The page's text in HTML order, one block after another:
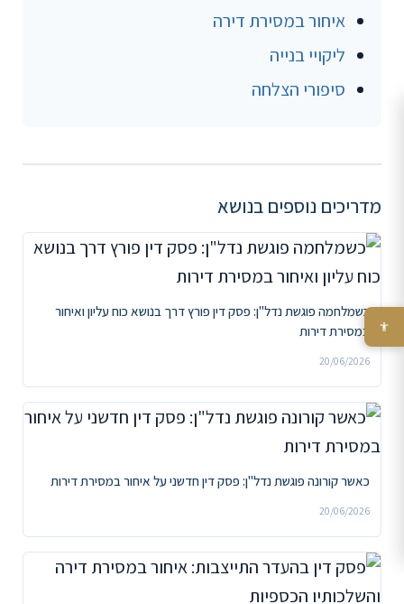
איחור במסירת דירה
ליקויי בנייה
סיפורי הצלחה
מדריכים נוספים בנושא
כשמלחמה פוגשת נדל"ן: פסק דין פורץ דרך בנושא כוח עליון ואיחור
במסירת דירות
20/06/2026
כאשר קורונה פוגשת נדל"ן: פסק דין חדשני על איחור במסירת דירות
20/06/2026